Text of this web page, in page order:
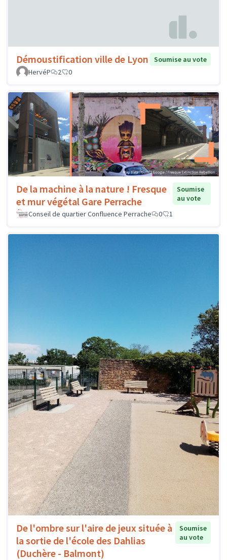
Démoustification ville de Lyon
Soumise au vote
HervéP
2 0
De la machine à la nature ! Fresque
et mur végétal Gare Perrache
Soumise
au vote
Conseil de quartier Confluence Perrache
0 1
De l'ombre sur l'aire de jeux située à
la sortie de l'école des Dahlias
(Duchère - Balmont)
Soumise
au vote